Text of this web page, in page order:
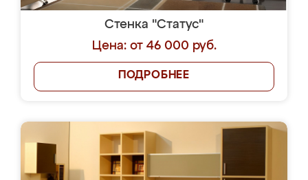
Стенка "Статус"
Цена: от 46 000 руб.
ПОДРОБНЕЕ